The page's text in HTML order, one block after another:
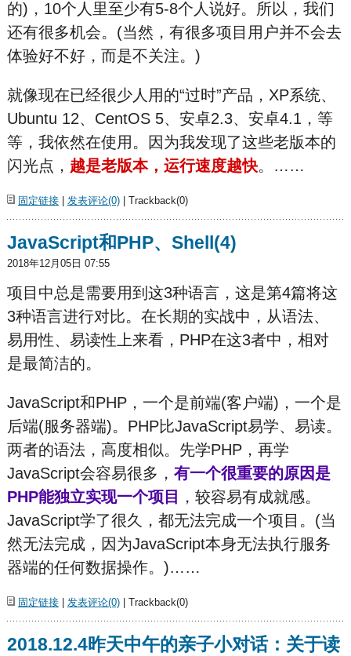
的)，10个人里至少有5-8个人说好。所以，我们
还有很多机会。(当然，有很多项目用户并不会去
体验好不好，而是不关注。)
就像现在已经很少人用的“过时”产品，XP系统、
Ubuntu 12、CentOS 5、安卓2.3、安卓4.1，等
等，我依然在使用。因为我发现了这些老版本的
闪光点， 越是老版本，运行速度越快。……
固定链接| 发表评论(0)| Trackback(0)
JavaScript和PHP、Shell(4)
2018年12月05日 07:55
项目中总是需要用到这3种语言，这是第4篇将这
3种语言进行对比。在长期的实战中，从语法、
易用性、易读性上来看，PHP在这3者中，相对
是最简洁的。
JavaScript和PHP，一个是前端(客户端)，一个是
后端(服务器端)。PHP比JavaScript易学、易读。
两者的语法，高度相似。先学PHP，再学
JavaScript会容易很多， 有一个很重要的原因是
PHP能独立实现一个项目
，较容易有成就感。
JavaScript学了很久，都无法完成一个项目。(当
然无法完成，因为JavaScript本身无法执行服务
器端的任何数据操作。)……
固定链接| 发表评论(0)| Trackback(0)
2018.12.4昨天中午的亲子小对话：关于读